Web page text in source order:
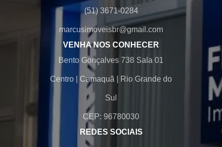
(51) 3671-0284
marcusimoveisbr@gmail.com
VENHA NOS CONHECER
Bento Gonçalves 738 Sala 01
Centro Camaquã Rio Grande do
Sul
CEP: 96780030
REDES SOCIAIS